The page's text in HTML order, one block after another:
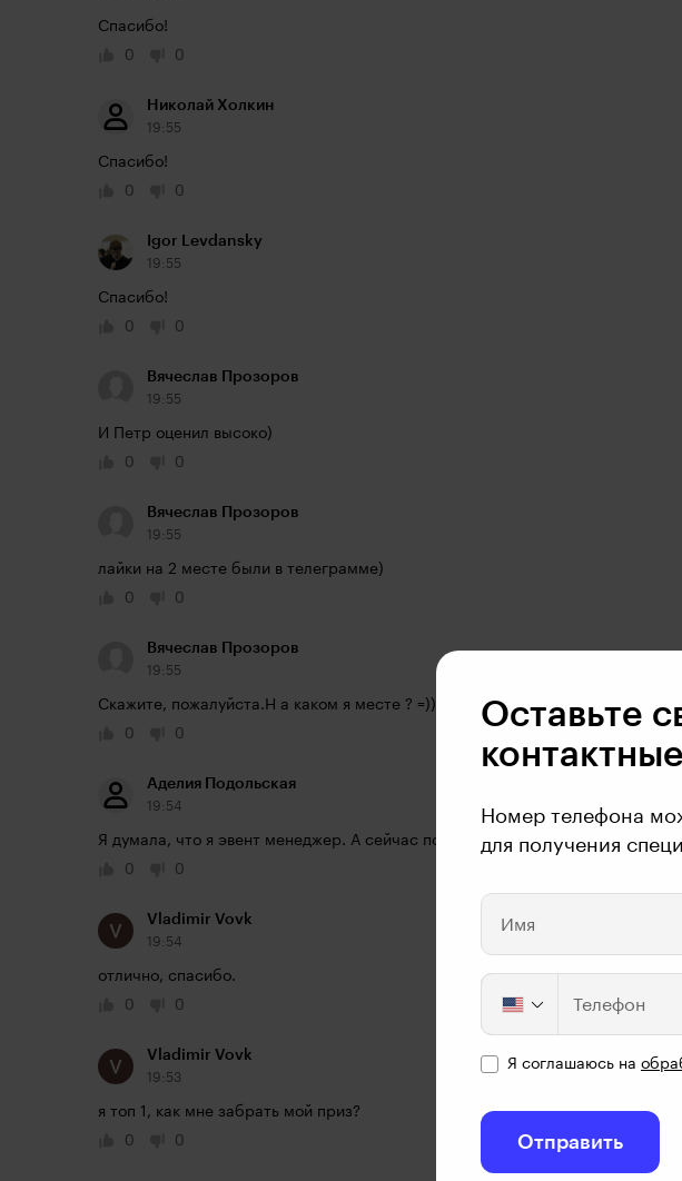
Спасибо!
0
0
Николай Холкин
19:55
Спасибо!
0
0
Igor Levdansky
19:55
Спасибо!
0
0
Вячеслав Прозоров
19:55
И Петр оценил высоко)
0
0
Вячеслав Прозоров
19:55
лайки на 2 месте были в телеграмме)
0
0
Вячеслав Прозоров
19:55
Скажите, пожалуйста.Н а каком я месте ? =))
0
0
Аделия Подольская
19:54
Я думала, что я эвент менеджер. А сейчас поняла что проджек
0
0
Vladimir Vovk
19:54
отлично, спасибо.
0
0
Vladimir Vovk
19:53
я топ 1, как мне забрать мой приз?
0
0
Оставьте
Номер телефона
для получения
Имя
Телефон
Я соглашаюсь на
Отправить